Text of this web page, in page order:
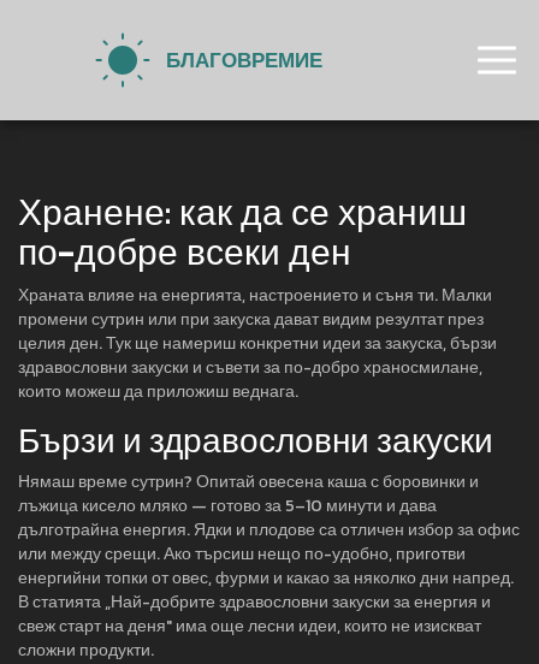
Хранене: как да се храниш
по-добре всеки ден
Храната влияе на енергията, настроението и съня ти. Малки
промени сутрин или при закуска дават видим резултат през
целия ден. Тук ще намериш конкретни идеи за закуска, бързи
здравословни закуски и съвети за по-добро храносмилане,
които можеш да приложиш веднага.
Бързи и здравословни закуски
Нямаш време сутрин? Опитай овесена каша с боровинки и
лъжица кисело мляко — готово за 5–10 минути и дава
дълготрайна енергия. Ядки и плодове са отличен избор за офис
или между срещи. Ако търсиш нещо по-удобно, приготви
енергийни топки от овес, фурми и какао за няколко дни напред.
В статията „Най-добрите здравословни закуски за енергия и
свеж старт на деня" има още лесни идеи, които не изискват
сложни продукти.